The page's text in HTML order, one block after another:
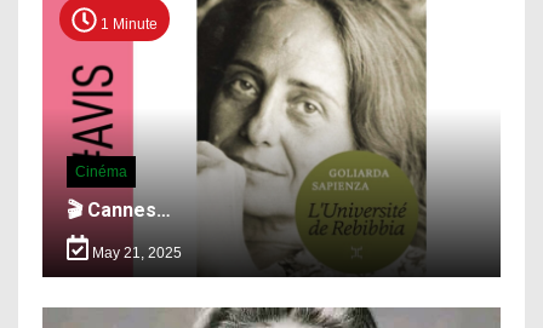
1 Minute
Cinéma
🎬 Cannes…
May 21, 2025